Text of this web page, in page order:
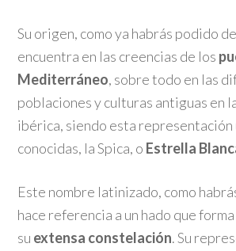
Su origen, como ya habrás podido
encuentra en las creencias de los
Mediterráneo, sobre todo en las
poblaciones y culturas antiguas en
ibérica, siendo esta representación
conocidas, la Spica, o Estrella
Este nombre latinizado, como
hace referencia a un hado que
su extensa constelación. Su